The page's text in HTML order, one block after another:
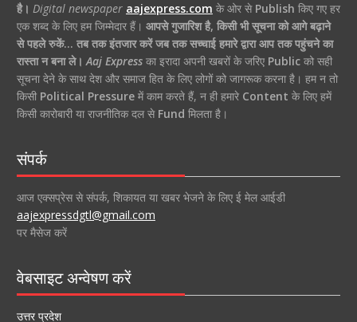
है। Digital newspaper aajexpress.com के ओर से Publish किए गए हर
एक शब्द के लिए हम जिम्मेदार हैं। आपसे गुजारिश है, किसी भी सूचना को आगे बढ़ाने
से पहले रुकें… तब तक इंतजार करें जब तक सच्चाई हमारे द्वारा आप तक पहुंचने का
रास्ता न बना ले। Aaj Expressका इरादा अपनी खबरों के जरिए Publicको सही
सूचना देने के साथ देश और समाज हित के लिए लोगों को जागरूक करना है। हम न तो
किसी Political Pressureमें काम करते हैं, न ही हमारे Content के लिए हमें
किसी कारोबारी या राजनीतिक दल से Fund मिलता है।
संपर्क
आज एक्सप्रेस से संपर्क, शिकायत या खबर भेजने के लिए ई मेल आईडी
aajexpressdgtl@gmail.com
पर मैसेज करें
वेबसाइट अन्वेषण करें
उत्तर प्रदेश